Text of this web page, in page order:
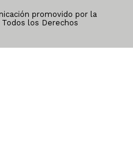
promovido por la
los Derechos